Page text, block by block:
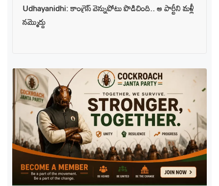
Udhayanidhi: కాంగ్రెస్ వెన్నుపోటు పొడిచింది.. ఆ పార్టీని మళ్లీ
నమ్మొద్దు